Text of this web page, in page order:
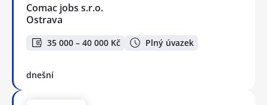
Comac jobs s.r.o.
Ostrava
35 000 – 40 000 Kč Plný úvazek
dnešní